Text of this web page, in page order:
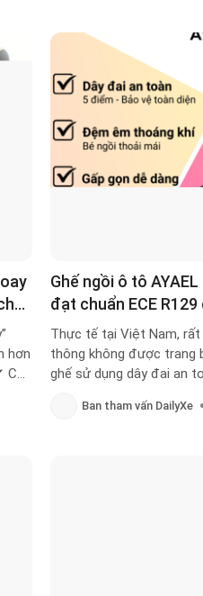
hơn
Ghế ngồi ô tô
đạt chuẩn ECE
Thực tế tại Việt Nam, rất
thông không được trang
ghế sử dụng dây đai an
vừa phải khoảng 1tr7
Ban tham vấn DailyXe